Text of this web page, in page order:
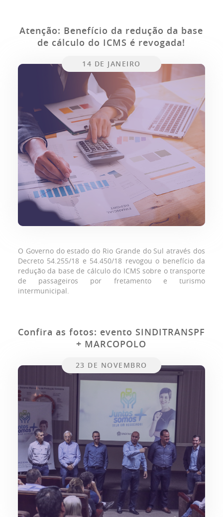
Atenção: Benefício da redução da base
de cálculo do ICMS é revogada!
14 DE JANEIRO
O Governo do estado do Rio Grande do Sul através dos
Decreto 54.255/18 e 54.450/18 revogou o benefício da
redução da base de cálculo do ICMS sobre o transporte
de passageiros por fretamento e turismo
intermunicipal.
Confira as fotos: evento SINDITRANSPF
+ MARCOPOLO
23 DE NOVEMBRO